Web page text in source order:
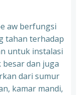
aw berfungsi
tahan terhadap
untuk instalasi
dan juga
dari sumur
kamar mandi,